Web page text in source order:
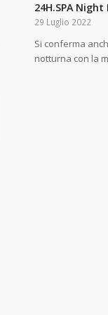
24H.SPA
29 Luglio 2022
Si conferma
notturna con la